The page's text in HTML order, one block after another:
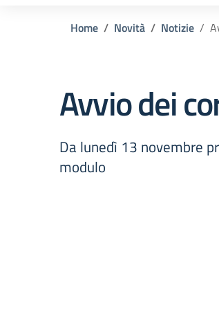
Home Novità Notizie
Avvio dei
Da lunedì 13 novembre
modulo